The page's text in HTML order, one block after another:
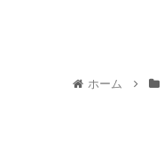
ホーム